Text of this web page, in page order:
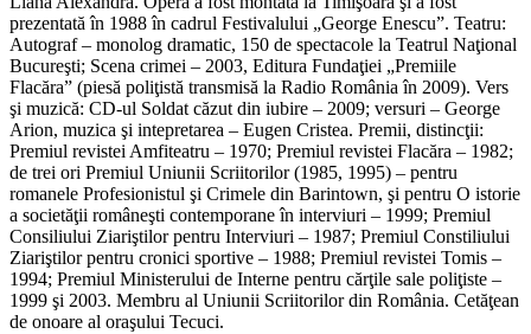
prezentată în 1988 în cadrul Festivalului „George Enescu”. Teatru:
Autograf – monolog dramatic, 150 de spectacole la Teatrul Naţional
Bucureşti; Scena crimei – 2003, Editura Fundaţiei „Premiile
Flacăra” (piesă poliţistă transmisă la Radio România în 2009). Vers
şi muzică: CD-ul Soldat căzut din iubire – 2009; versuri – George
Arion, muzica şi intepretarea – Eugen Cristea. Premii, distincţii:
Premiul revistei Amfiteatru – 1970; Premiul revistei Flacăra – 1982;
de trei ori Premiul Uniunii Scriitorilor (1985, 1995) – pentru
romanele Profesionistul şi Crimele din Barintown, şi pentru O istorie
a societăţii româneşti contemporane în interviuri – 1999; Premiul
Consiliului Ziariştilor pentru Interviuri – 1987; Premiul Constiliului
Ziariştilor pentru cronici sportive – 1988; Premiul revistei Tomis –
1994; Premiul Ministerului de Interne pentru cărţile sale poliţiste –
1999 şi 2003. Membru al Uniunii Scriitorilor din România. Cetăţean
de onoare al oraşului Tecuci.